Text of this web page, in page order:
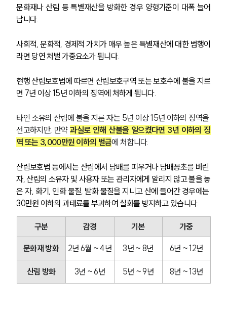
문화재나 산림 등 특별재산을 방화한 경우 양형기준이 대폭 늘어
납니다.
사회적, 문화적, 경제적 가치가 매우 높은 특별재산에 대한 범행이
라면 당연 처벌 가중요소가 됩니다.
현행 산림보호법에 따르면 산림보호구역 또는 보호수에 불을 지르
면 7년 이상 15년 이하의 징역에 처하게 됩니다.
타인 소유의 산림에 불을 지른 자는 5년 이상 15년 이하의 징역을
선고하지만, 만약 과실로 인해 산불을 일으켰다면 3년 이하의 징
역 또는 3,000만원 이하의 벌금에 처합니다.
산림보호법 등에서는 산림에서 담배를 피우거나 담배꽁초를 버린
자, 산림의 소유자 및 사용자 또는 관리자에게 알리지 않고 불을 놓
은 자, 화기, 인화 물질, 발화 물질을 지니고 산에 들어간 경우에는
30만원 이하의 과태료를 부과하여 실화를 방지하고 있습니다.
구분 감경 기본 가중
문화재 방화 2년 6월 ~ 4년 3년 ~ 8년 6년 ~ 12년
산림 방화 3년 ~ 6년 5년 ~ 9년 8년 ~ 13년